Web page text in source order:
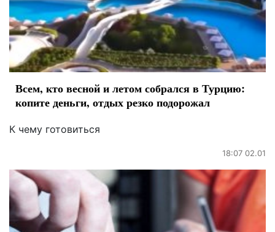
Всем, кто весной и летом собрался в Турцию:
копите деньги, отдых резко подорожал
К чему готовиться
18:07 02.01